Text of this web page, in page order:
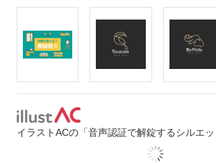
イラストACの「音声認証で解錠するシルエ